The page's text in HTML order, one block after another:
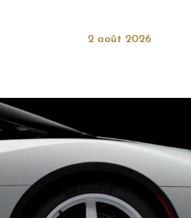
2 août 2026